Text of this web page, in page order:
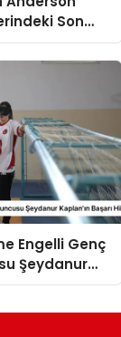
Son
Engelli Genç
Şeydanur
Hikayesi